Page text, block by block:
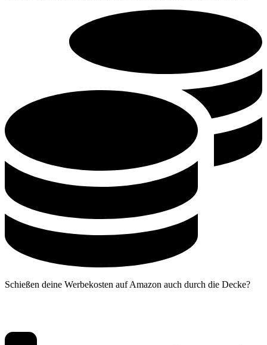
Schießen deine Werbekosten auf Amazon auch durch die Decke?